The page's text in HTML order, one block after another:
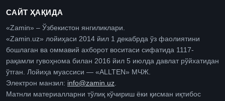
САЙТ ҲАҚИДА
«Zamin» – Ўзбекистон янгиликлари.
«Zamin.uz» лойиҳаси 2014 йил 1 декабрда ўз фаолиятини
бошлаган ва оммавий ахборот воситаси сифатида 1117-
рақамли гувоҳнома билан 2016 йил 5 июлда давлат рўйхатидан
ўтган. Лойиҳа муассиси — «ALLTEN» МЧЖ.
Электрон манзил: info@zamin.uz.
Матнли материалларни тўлиқ кўчириш ёки қисман иқтибос